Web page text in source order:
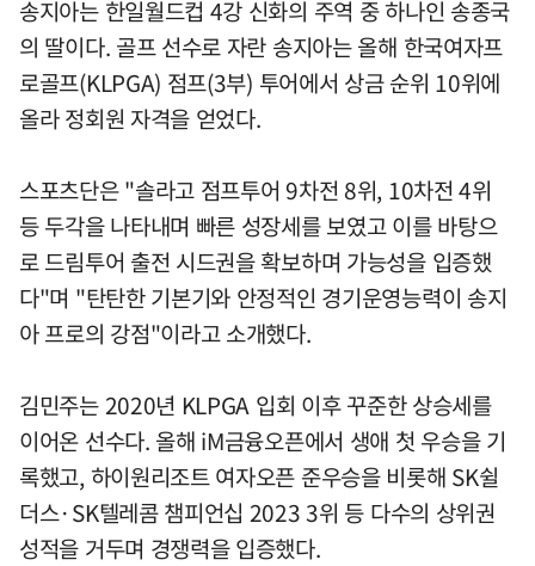
송지아는 한일월드컵 4강 신화의 주역 중 하나인 송종국
의 딸이다. 골프 선수로 자란 송지아는 올해 한국여자프
로골프(KLPGA) 점프(3부) 투어에서 상금 순위 10위에
올라 정회원 자격을 얻었다.
스포츠단은 "솔라고 점프투어 9차전 8위, 10차전 4위
등 두각을 나타내며 빠른 성장세를 보였고 이를 바탕으
로 드림투어 출전 시드권을 확보하며 가능성을 입증했
다"며 "탄탄한 기본기와 안정적인 경기운영능력이 송지
아 프로의 강점"이라고 소개했다.
김민주는 2020년 KLPGA 입회 이후 꾸준한 상승세를
이어온 선수다. 올해 iM금융오픈에서 생애 첫 우승을 기
록했고, 하이원리조트 여자오픈 준우승을 비롯해 SK쉴
더스·SK텔레콤 챔피언십 2023 3위 등 다수의 상위권
성적을 거두며 경쟁력을 입증했다.